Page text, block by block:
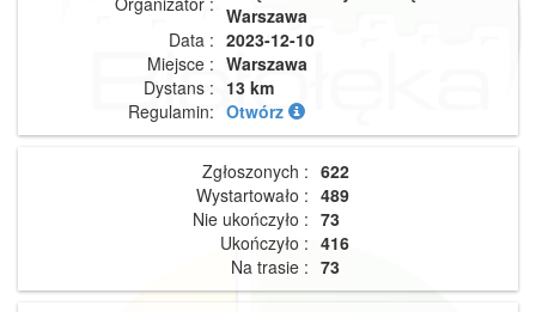
Warszawa
Data : 2023-12-10
Miejsce : Warszawa
Dystans : 13 km
Regulamin: Otwórz
Zgłoszonych : 622
Wystartowało : 489
Nie ukończyło : 73
Ukończyło : 416
Na trasie : 73